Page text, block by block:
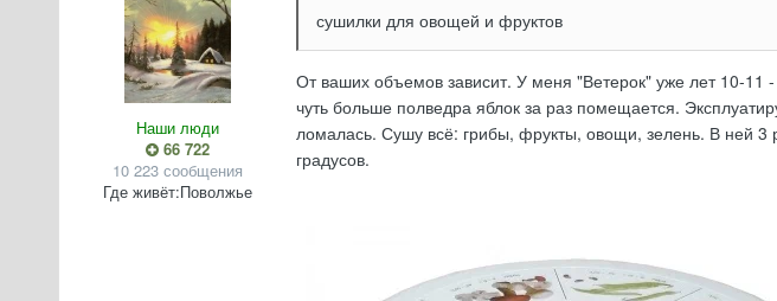
Наши люди
66 722
10 223 сообщения
Где живёт:Поволжье
сушилки для овощей и фруктов
От ваших объемов зависит. У меня "Ветерок" уже лет 10-
чуть больше полведра яблок за раз помещается.
ломалась. Сушу всё: грибы, фрукты, овощи, зелень. В ней 3
градусов.